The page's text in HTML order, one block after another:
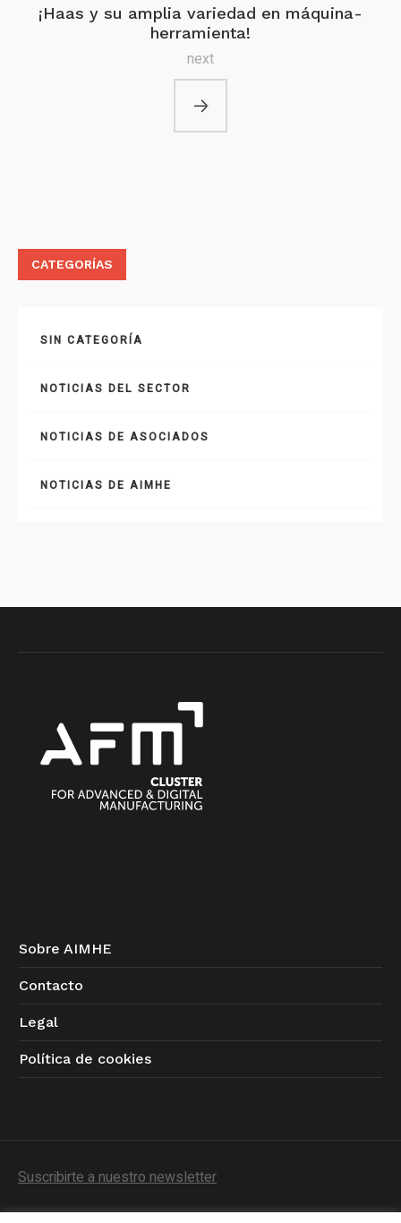
¡Haas y su amplia variedad en máquina-
herramienta!
next
CATEGORÍAS
SIN CATEGORÍA
NOTICIAS DEL SECTOR
NOTICIAS DE ASOCIADOS
NOTICIAS DE AIMHE
Sobre AIMHE
Contacto
Legal
Política de cookies
Suscribirte a nuestro newsletter